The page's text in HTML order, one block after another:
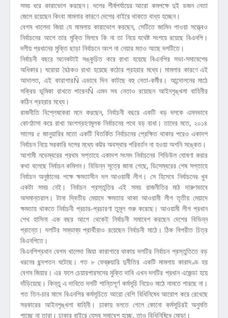
সময় ধরে কারাভোগ করছেন। দলের শীর্ষপর্যায়ের আরো কমপক্ষে দুই ডজন নেতা
জেলে রয়েছেন কিংবা মামলার কারণে দেশের বাইরে থাকতে বাধ্য হচ্ছেন।
বেগম খালেদা জিয়া যে মামলায় কারাভোগ করছেন, সেটিতে জামিন পাওয়া সত্ত্বেও
নির্বাচনের আগে তার মুক্তি মিলবে কি না তা নিয়ে যথেষ্ট সংশয়ে রয়েছে বিএনপি।
দলীয় প্রধানের মুক্তি ছাড়া নির্বাচনে অংশ না নেয়ার মতও আছে দলটিতে।
নির্বাচনী বছরে অনেকটাই সঙ্কুচিত করে রাখা হয়েছে বিএনপির সভা-সমাবেশের
অধিকার। ঘরোয়া বৈঠকও রাখা হয়েছে কঠোর প্রহরার মধ্যে। মামলার কারণে এই
আদালত, এই কারাগারÑ এভাবে দিন কাটছে বহু নেতা-কর্মীর। আন্দোলনের মাঠে
সক্রিয় ভূমিকা রাখতে পারেনÑ এমন সব নেতাও রয়েছেন আইনশৃঙ্খলা বাহিনীর
কঠিন প্রহরার মধ্যে।
রাজনীতি বিশ্লেষকেরা মনে করছেন, নির্বাচনী বছরে একটি বড় দলকে এমনভাবে
কোণঠাসা করে রাখা অংশগ্রহণমূলক নির্বাচনের পথে বড় বাধা। তাদের মতে, ২০১৪
সালের ৫ জানুয়ারির মতো একটি বিতর্কিত নির্বাচনের প্রেক্ষিত থাকার পরেও একাদশ
নির্বাচন নিয়ে সরকারি দলের মধ্যে কট্টর অবস্থার পরিবর্তন না হওয়া অশনি সঙ্কেত।
আগামী নভেম্বরের প্রথম সপ্তাহে একাদশ সংসদ নির্বাচনের শিডিউল ঘোষণা করার
কথা বলেছে নির্বাচন কমিশন। বিভিন্ন সূত্রে জানা গেছে, ডিসেম্বরের শেষ সপ্তাহে
নির্বাচন অনুষ্ঠানের পক্ষে ক্ষমতাসীন দল আওয়ামী লীগ। সে হিসেবে নির্বাচনের খুব
একটা সময় নেই। নির্বাচন প্রস্তুতির এই সময় রাজনীতির মাঠ দারুণভাবে
অসমান্তরাল। টানা দ্বিতীয় মেয়াদে ক্ষমতায় থাকা আওয়ামী লীগ তৃতীয় মেয়াদে
ক্ষমতায় থাকতে নির্বাচনী প্রচার-প্রচারণা তুমূল শুরু করেছে। আওয়ামী লীগ প্রধান
শেখ হাসিনা এক বছর আগে থেকেই নির্বাচনী সমাবেশ করছেন দেশের বিভিন্ন
প্রান্তে। দলটির সম্ভাব্য প্রার্থীরাও রয়েছেন নির্বাচনী মাঠে। ঠিক বিপরীত চিত্র
বিএনপিতে।
বিএনপিপ্রধান বেগম খালেদা জিয়া কারাগারে থাকায় দলটির নির্বাচন প্রস্তুতিতে বড়
ধরনের ছন্দপতন ঘটেছে। গত ৮ ফেব্রুয়ারি দুর্নীতির একটি মামলায় কারাদণ্ড হয়
বেগম জিয়ার। এর ফলে চেয়ারপারসনের মুক্তি দাবি এখন দলটির প্রধান এজেন্ডা হয়ে
দাঁড়িয়েছে। কিন্তু এ দাবিতে দলটি শান্তিপূর্ণ কর্মসূচি নিয়েও মাঠে নামতে পারছে না।
গত তিন-চার মাসে বিএনপির কর্মসূচিতে আরো বেশি বিধিনিষেধ আরোপ করে রেখেছে
সরকারের আইনশৃঙ্খলা বাহিনী। ঢাকায় বলতে গেলে কোনো কর্মসূচিরই অনুমতি
পাচ্ছে না তারা। ঢাকার বাইরে যেসব সমাবেশ হচ্ছে, তাও বিধিনিষিধে মোড়া।